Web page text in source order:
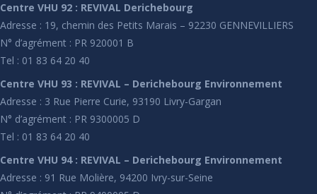
Centre VHU 92 : REVIVAL Derichebourg
Adresse : 19, chemin des Petits Marais – 92230 GENNEVILLIERS
N° d’agrément : PR 920001 B
Tel : 01 83 64 20 40
Centre VHU 93 : REVIVAL – Derichebourg Environnement
Adresse : 3 Rue Pierre Curie, 93190 Livry-Gargan
N° d’agrément : PR 9300005 D
Tel : 01 83 64 20 40
Centre VHU 94 : REVIVAL – Derichebourg Environnement
Adresse : 91 Rue Molière, 94200 Ivry-sur-Seine